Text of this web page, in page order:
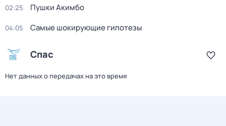
02:25 Пушки Акимбо
04:05 Самые шoкиpующие гипотезы
Спас
Нет данных о передачах на это время